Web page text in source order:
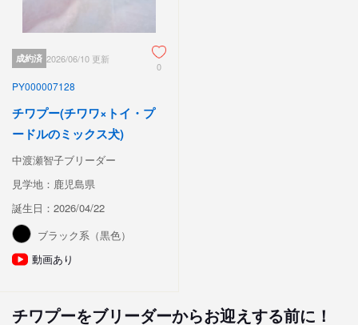
成約済 2026/06/10 更新
0
PY000007128
チワプー(チワワ×トイ・プ
ードルのミックス犬)
中渡瀬智子ブリーダー
見学地：鹿児島県
誕生日：2026/04/22
ブラック系（黒色）
動画あり
チワプーをブリーダーからお迎えする前に！